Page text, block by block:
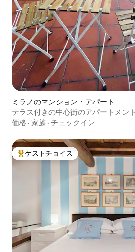
ミラノのマンション・アパート
テラス付きの中心街のアパートメント
価格 · 家族 · チェックイン
大好評のゲストチョイスです。
ゲストチョイス